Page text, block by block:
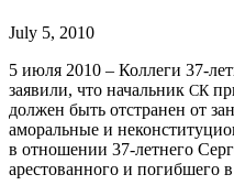
July 5, 2010
5 июля 2010 – Коллеги 37-
заявили, что начальник СК
должен быть отстранен от
аморальные и
в отношении 37-летнего
арестованного и погибшего в